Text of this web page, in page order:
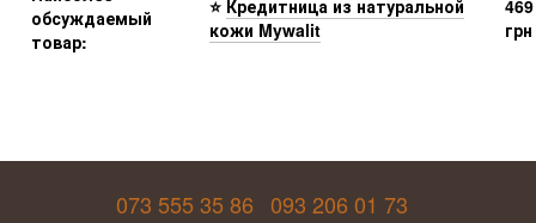
обсуждаемый
товар:
⭐ Кредитница из натуральной
кожи Mywalit
469
грн
073 555 35 86 093 206 01 73